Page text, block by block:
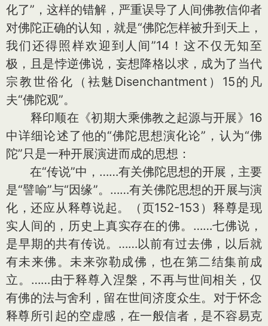
化了”，这样的错解，严重误导了人间佛教信仰者
对佛陀正确的认知，就是“佛陀怎样被升到天上，
我们还得照样欢迎到人间”14！这不仅无知至
极，且是悖逆佛说，妄想降格以求，成为了当代
宗教世俗化（袪魅Disenchantment）15的凡
夫“佛陀观”。
释印顺在《初期大乘佛教之起源与开展》16
中详细论述了他的“佛陀思想演化论”，认为“佛
陀”只是一种开展演进而成的思想：
在“传说”中，……有关佛陀思想的开展，主要
是“譬喻”与“因缘”。……有关佛陀思想的开展与演
化，还应从释尊说起。（页152-153）释尊是现
实人间的，历史上真实存在的佛。……七佛说，
是早期的共有传说。……以前有过去佛，以后就
有未来佛。未来弥勒成佛，也在第二结集前成
立。……由于释尊入涅槃，不再与世间相关，仅
有佛的法与舍利，留在世间济度众生。对于怀念
释尊所引起的空虚感，在一般信者，是不容易克